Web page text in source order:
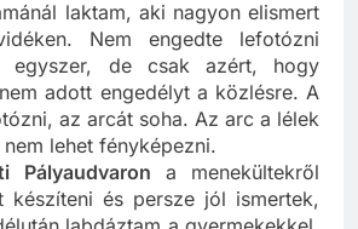
laktam, aki nagyon elismert
Nem engedte lefotózni
egyszer, de csak azért, hogy
adott engedélyt a közlésre. A
az arcát soha. Az arc a lélek
lehet fényképezni.
Pályaudvarona menekültekről
készíteni és persze jól ismertek,